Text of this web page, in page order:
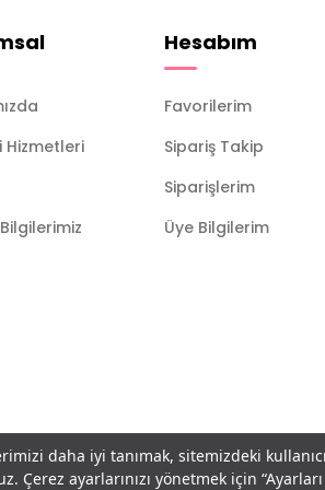
daha iyi tanımak, sitemizdeki
Çerez ayarlarınızı yönetmek için
Hizmetleri
Hesabım
Favorilerim
Sipariş Takip
Siparişlerim
Üye Bilgilerim